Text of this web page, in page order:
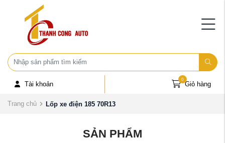
Tài khoản Giỏ hàng
0
Trang chủ Lốp xe điện 185 70R13
SẢN PHẨM